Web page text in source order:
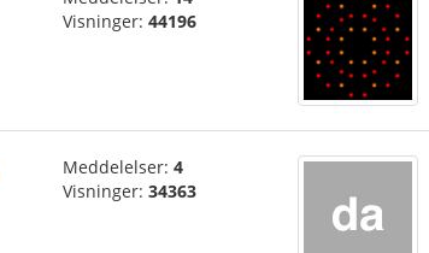
Visninger: 44196
Meddelelser: 4
Visninger: 34363